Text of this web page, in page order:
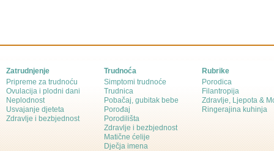
Zatrudnjenje
Pripreme za trudnoću
Ovulacija i plodni dani
Neplodnost
Usvajanje djeteta
Zdravlje i bezbjednost
Trudnoća
Simptomi trudnoće
Trudnica
Pobačaj, gubitak bebe
Porođaj
Porodilišta
Zdravlje i bezbjednost
Matične ćelije
Dječja imena
Rubrike
Porodica
Filantropija
Zdravlje, Ljepota &
Ringerajina kuhinja